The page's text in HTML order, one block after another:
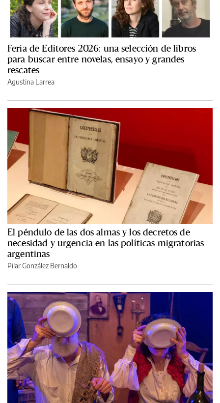
Feria de Editores 2026: una selección de libros
para buscar entre novelas, ensayo y grandes
rescates
Agustina Larrea
El péndulo de las dos almas y los decretos de
necesidad y urgencia en las políticas migratorias
argentinas
Pilar González Bernaldo